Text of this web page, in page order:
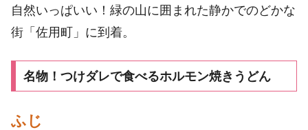
自然いっぱいい！緑の山に囲まれた静かでのどかな
街「佐用町」に到着。
名物！つけダレで食べるホルモン焼きうどん
ふじ